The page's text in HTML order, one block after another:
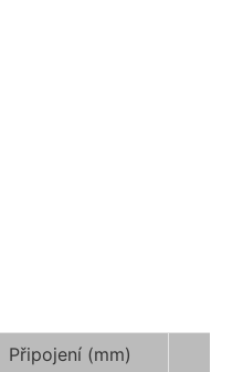
Připojení (mm)